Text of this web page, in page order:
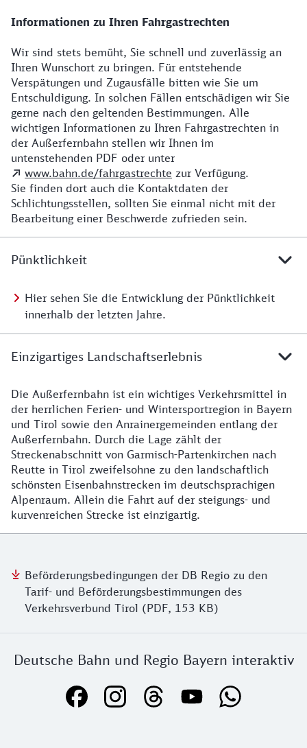
Informationen zu Ihren Fahrgastrechten
Wir sind stets bemüht, Sie schnell und zuverlässig an
Ihren Wunschort zu bringen. Für entstehende
Verspätungen und Zugausfälle bitten wie Sie um
Entschuldigung. In solchen Fällen entschädigen wir Sie
gerne nach den geltenden Bestimmungen. Alle
wichtigen Informationen zu Ihren Fahrgastrechten in
der Außerfernbahn stellen wir Ihnen im
untenstehenden PDF oder unter
www.bahn.de/fahrgastrechte zur Verfügung.
Sie finden dort auch die Kontaktdaten der
Schlichtungsstellen, sollten Sie einmal nicht mit der
Bearbeitung einer Beschwerde zufrieden sein.
Pünktlichkeit
Hier sehen Sie die Entwicklung der Pünktlichkeit
innerhalb der letzten Jahre.
Einzigartiges Landschaftserlebnis
Die Außerfernbahn ist ein wichtiges Verkehrsmittel in
der herrlichen Ferien- und Wintersportregion in Bayern
und Tirol sowie den Anrainergemeinden entlang der
Außerfernbahn. Durch die Lage zählt der
Streckenabschnitt von Garmisch-Partenkirchen nach
Reutte in Tirol zweifelsohne zu den landschaftlich
schönsten Eisenbahnstrecken im deutschsprachigen
Alpenraum. Allein die Fahrt auf der steigungs- und
kurvenreichen Strecke ist einzigartig.
Beförderungsbedingungen der DB Regio zu den
Tarif- und Beförderungsbestimmungen des
Verkehrsverbund Tirol (PDF, 153 KB)
Deutsche Bahn und Regio Bayern interaktiv